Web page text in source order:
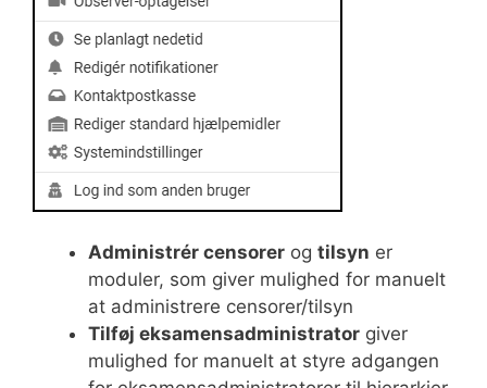
Administrér censorer og tilsyn er
moduler, som giver mulighed for manuelt
at administrere censorer/tilsyn
Tilføj eksamensadministrator giver
mulighed for manuelt at styre adgangen